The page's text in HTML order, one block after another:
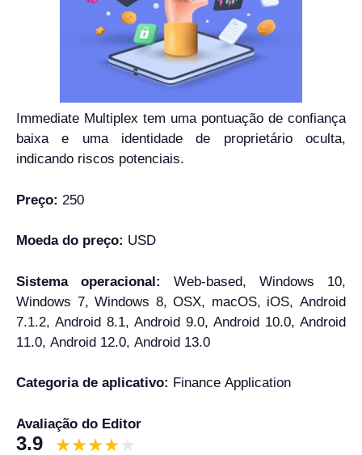
Immediate Multiplex tem uma pontuação de confiança
baixa e uma identidade de proprietário oculta,
indicando riscos potenciais.
Preço: 250
Moeda do preço: USD
Sistema operacional: Web-based, Windows 10,
Windows 7, Windows 8, OSX, macOS, iOS, Android
7.1.2, Android 8.1, Android 9.0, Android 10.0, Android
11.0, Android 12.0, Android 13.0
Categoria de aplicativo: Finance Application
Avaliação do Editor
3.9